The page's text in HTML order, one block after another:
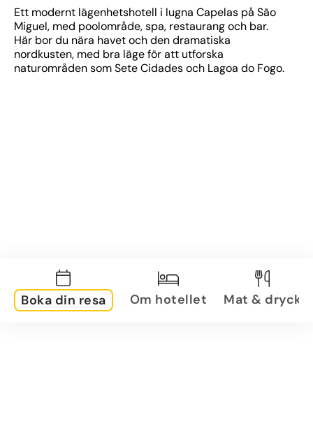
Ett modernt lägenhetshotell i lugna Capelas på São
Miguel, med poolområde, spa, restaurang och bar.
Här bor du nära havet och den dramatiska
nordkusten, med bra läge för att utforska
naturområden som Sete Cidades och Lagoa do Fogo.
Boka din resa Om hotellet Mat & dryck